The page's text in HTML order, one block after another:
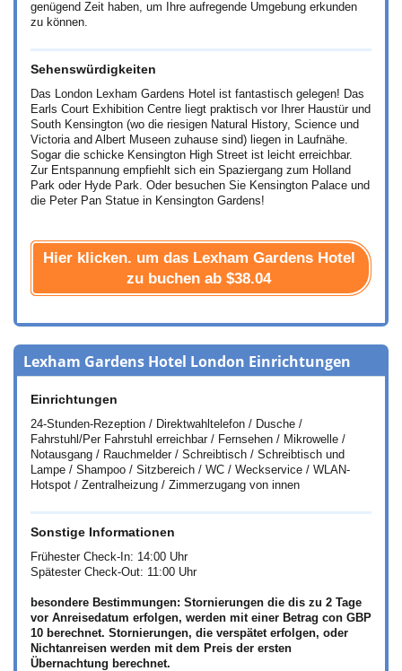
genügend Zeit haben, um Ihre aufregende Umgebung erkunden
zu können.
Sehenswürdigkeiten
Das London Lexham Gardens Hotel ist fantastisch gelegen! Das
Earls Court Exhibition Centre liegt praktisch vor Ihrer Haustür und
South Kensington (wo die riesigen Natural History, Science und
Victoria and Albert Museen zuhause sind) liegen in Laufnähe.
Sogar die schicke Kensington High Street ist leicht erreichbar.
Zur Entspannung empfiehlt sich ein Spaziergang zum Holland
Park oder Hyde Park. Oder besuchen Sie Kensington Palace und
die Peter Pan Statue in Kensington Gardens!
Hier klicken. um das Lexham Gardens Hotel
zu buchen ab $38.04
Lexham Gardens Hotel London Einrichtungen
Einrichtungen
24-Stunden-Rezeption / Direktwahltelefon / Dusche /
Fahrstuhl/Per Fahrstuhl erreichbar / Fernsehen / Mikrowelle /
Notausgang / Rauchmelder / Schreibtisch / Schreibtisch und
Lampe / Shampoo / Sitzbereich / WC / Weckservice / WLAN-
Hotspot / Zentralheizung / Zimmerzugang von innen
Sonstige Informationen
Frühester Check-In: 14:00 Uhr
Spätester Check-Out: 11:00 Uhr
besondere Bestimmungen: Stornierungen die dis zu 2 Tage
vor Anreisedatum erfolgen, werden mit einer Betrag con GBP
10 berechnet. Stornierungen, die verspätet erfolgen, oder
Nichtanreisen werden mit dem Preis der ersten
Übernachtung berechnet.